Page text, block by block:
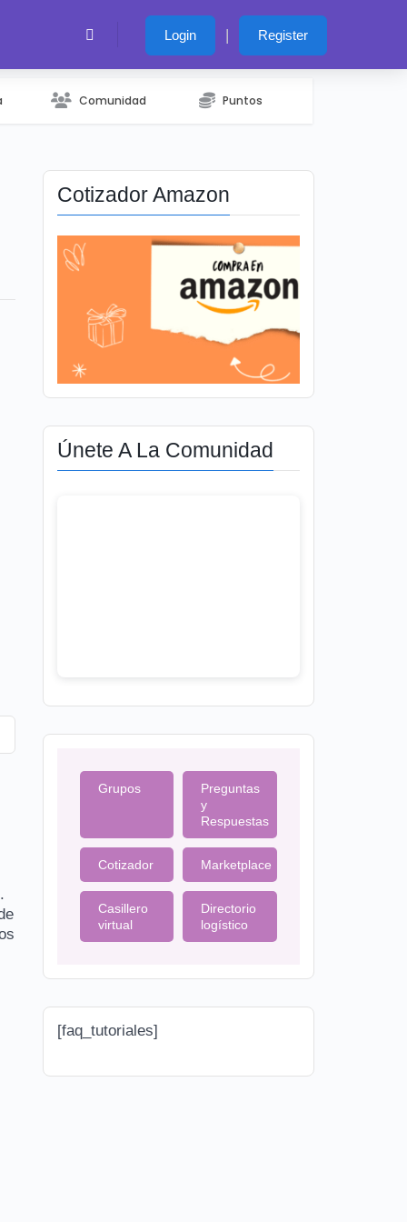
Login | Register
Comunidad Puntos
Cotizador Amazon
Únete A La Comunidad
Grupos
Preguntas
y
Respuestas
Cotizador Marketplace
Casillero
virtual
Directorio
logístico
[faq_tutoriales]